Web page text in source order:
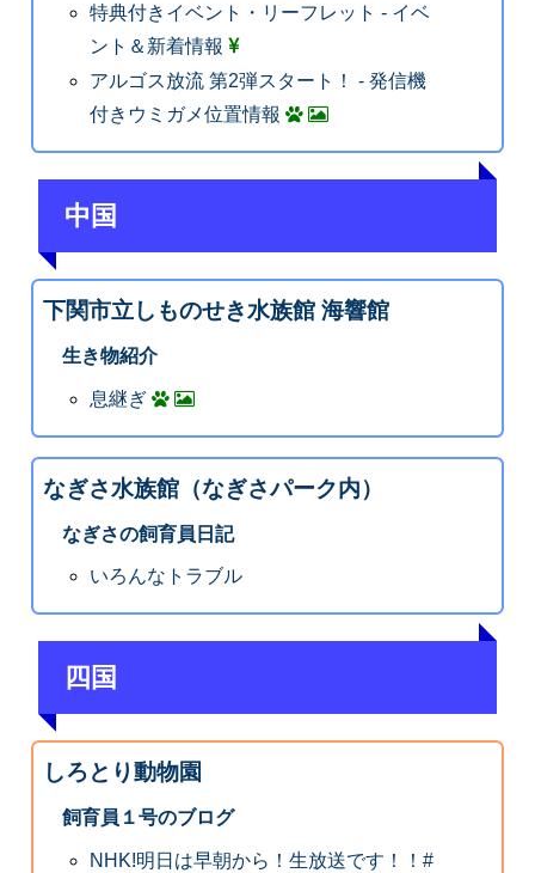
特典付きイベント・リーフレット - イベ
ント＆新着情報
アルゴス放流 第2弾スタート！ - 発信機
付きウミガメ位置情報
中国
下関市立しものせき水族館 海響館
生き物紹介
息継ぎ
なぎさ水族館（なぎさパーク内）
なぎさの飼育員日記
いろんなトラブル
四国
しろとり動物園
飼育員１号のブログ
NHK!明日は早朝から！生放送です！！#